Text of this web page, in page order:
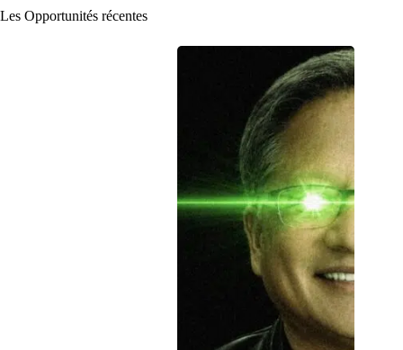
Les Opportunités récentes